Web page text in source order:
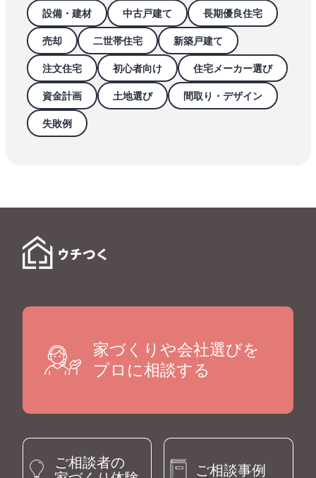
設備・建材 中古戸建て 長期優良住宅
売却 二世帯住宅 新築戸建て
注文住宅 初心者向け 住宅メーカー選び
資金計画 土地選び 間取り・デザイン
失敗例
家づくりや会社選びを
プロに相談する
ご相談者の
ご相談事例